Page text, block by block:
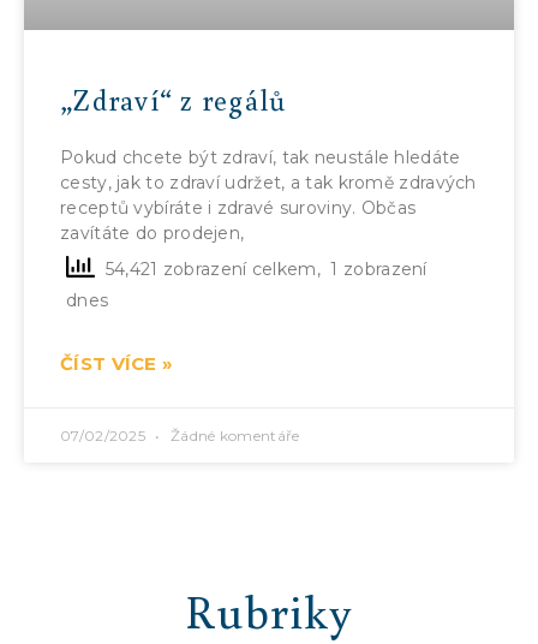
„Zdraví“ z regálů
Pokud chcete být zdraví, tak neustále hledáte
cesty, jak to zdraví udržet, a tak kromě zdravých
receptů vybíráte i zdravé suroviny. Občas
zavítáte do prodejen,
54,421 zobrazení celkem, 1 zobrazení
dnes
ČÍST VÍCE »
07/02/2025 Žádné komentáře
Rubriky